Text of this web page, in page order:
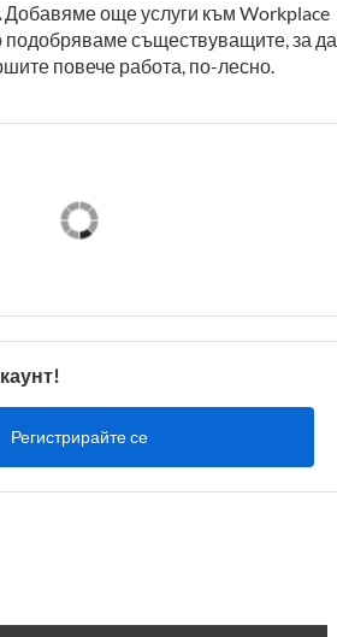
Добавяме още услуги към Workplace
подобряваме съществуващите, за да
повече работа, по-лесно.
Регистрирайте се